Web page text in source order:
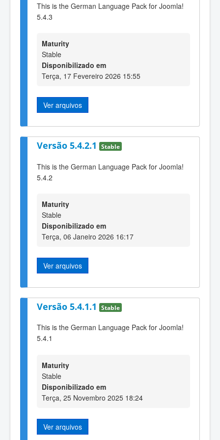
This is the German Language Pack for Joomla!
5.4.3
Maturity
Stable
Disponibilizado em
Terça, 17 Fevereiro 2026 15:55
Ver arquivos
Versão 5.4.2.1 Stable
This is the German Language Pack for Joomla!
5.4.2
Maturity
Stable
Disponibilizado em
Terça, 06 Janeiro 2026 16:17
Ver arquivos
Versão 5.4.1.1 Stable
This is the German Language Pack for Joomla!
5.4.1
Maturity
Stable
Disponibilizado em
Terça, 25 Novembro 2025 18:24
Ver arquivos